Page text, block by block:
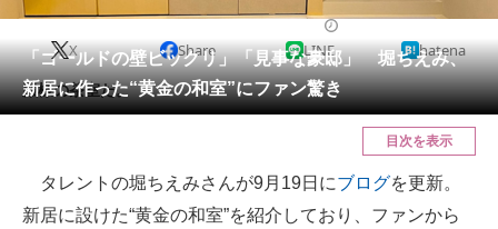
動物 リサーチ
会員記事
メディア
ITの今と未来を見通す
「ゴールドの壁ビックリ」「見事な豪邸」 堀ちえみ、
新居に作った“黄金の和室”にファン驚き
X Share LINE hatena
殿様の茶室だ。
目次を表示
タレントの堀ちえみさんが9月19日にブログを更新。
新居に設けた“黄金の和室”を紹介しており、ファンから